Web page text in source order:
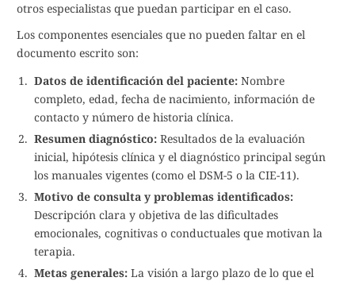
otros especialistas que puedan participar en el caso.
Los componentes esenciales que no pueden faltar en el
documento escrito son:
Datos de identificación del paciente: Nombre
completo, edad, fecha de nacimiento, información de
contacto y número de historia clínica.
Resumen diagnóstico: Resultados de la evaluación
inicial, hipótesis clínica y el diagnóstico principal según
los manuales vigentes (como el DSM-5 o la CIE-11).
Motivo de consulta y problemas identificados:
Descripción clara y objetiva de las dificultades
emocionales, cognitivas o conductuales que motivan la
terapia.
Metas generales: La visión a largo plazo de lo que el